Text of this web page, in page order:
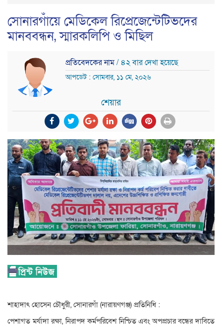
সোনারগাঁয়ে মেডিকেল রিপ্রেজেন্টেটিভদের
মানববন্ধন, স্মারকলিপি ও মিছিল
প্রতিবেদকের নাম/ ৪২ বার দেখা হয়েছে
আপডেট : সোমবার, ১১ মে, ২০২৬
শেয়ার
শাহাদাৎ হোসেন চৌধুরী, সোনারগাঁ (নারায়ণগঞ্জ) প্রতিনিধি :
পেশাগত মর্যাদা রক্ষা, নিরাপদ কর্মপরিবেশ নিশ্চিত এবং অপপ্রচার বন্ধের দাবিতে